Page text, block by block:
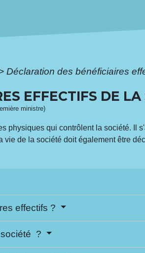
Déclaration des bénéficiaires
EFFECTIFS DE LA
ministre)
physiques qui contrôlent la société. Il
vie de la société doit également être
effectifs ?
société ?